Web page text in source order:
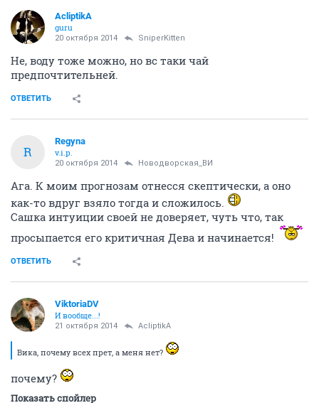
AcliptikA
guru
20 октября 2014 SniperKitten
Не, воду тоже можно, но вс таки чай
предпочтительней.
ОТВЕТИТЬ
R
Regуnа
v.i.p.
20 октября 2014 Новодворcкая_ВИ
Ага. К моим прогнозам отнесся скептически, а оно
как-то вдруг взяло тогда и сложилось.
Сашка интуиции своей не доверяет, чуть что, так
просыпается его критичная Дева и начинается!
ОТВЕТИТЬ
ViktoriaDV
И вообще...!
21 октября 2014 AcliptikA
Вика, почему всех прет, а меня нет?
почему?
Показать спойлер